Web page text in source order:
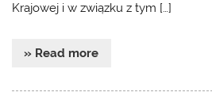
Krajowej i w związku z tym […]
» Read more